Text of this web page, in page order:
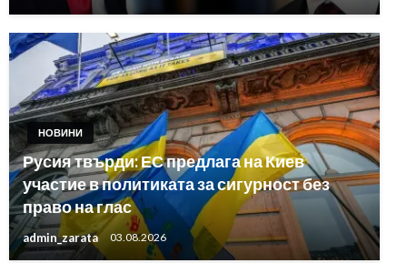
НОВИНИ
Русия твърди: ЕС предлага на Киев
участие в политиката за сигурност без
право на глас
admin_zarata 03.08.2026